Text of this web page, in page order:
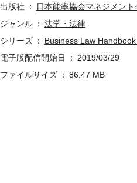
出版社
日本能率協会マネジメント
ジャンル
法学・法律
シリーズ
Business Law
電子版配信開始日
2019/03/29
ファイルサイズ
86.47 MB